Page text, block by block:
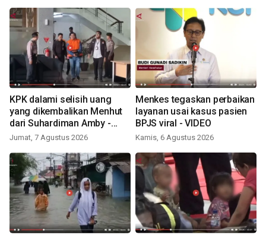
KPK dalami selisih uang
yang dikembalikan Menhut
dari Suhardiman Amby -
VIDEO
Jumat, 7 Agustus 2026
Menkes tegaskan perbaikan
layanan usai kasus pasien
BPJS viral - VIDEO
Kamis, 6 Agustus 2026